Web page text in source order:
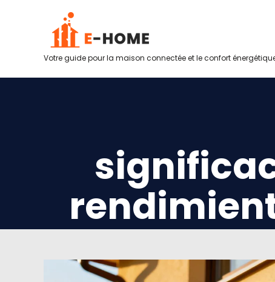
Votre guide pour la maison connectée et le confort